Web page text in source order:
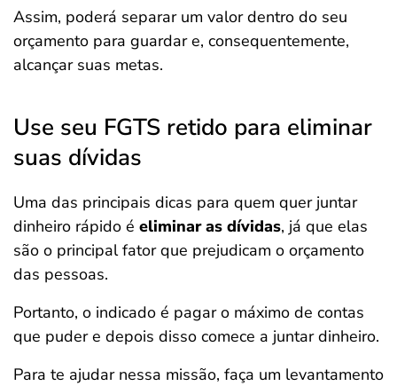
Assim, poderá separar um valor dentro do seu
orçamento para guardar e, consequentemente,
alcançar suas metas.
Use seu FGTS retido para eliminar
suas dívidas
Uma das principais dicas para quem quer juntar
dinheiro rápido é eliminar as dívidas, já que elas
são o principal fator que prejudicam o orçamento
das pessoas.
Portanto, o indicado é pagar o máximo de contas
que puder e depois disso comece a juntar dinheiro.
Para te ajudar nessa missão, faça um levantamento